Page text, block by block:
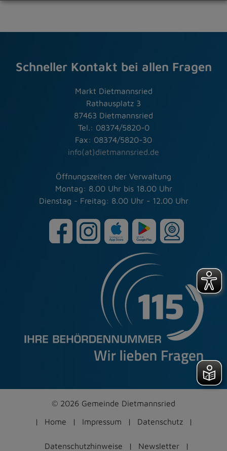
Schneller Kontakt bei allen Fragen
Markt Dietmannsried
Rathausplatz 3
87463 Dietmannsried
Tel.: 08374/5820-0
Fax: 08374/5820-30
info(at)dietmannsried.de
Öffnungszeiten der Verwaltung
Montag: 8.00 Uhr bis 18.00 Uhr
Dienstag - Freitag: 8.00 Uhr - 12.00 Uhr
© 2026 Gemeinde Dietmannsried
Home
Impressum Datenschutz
Datenschutzhinweise Newsletter